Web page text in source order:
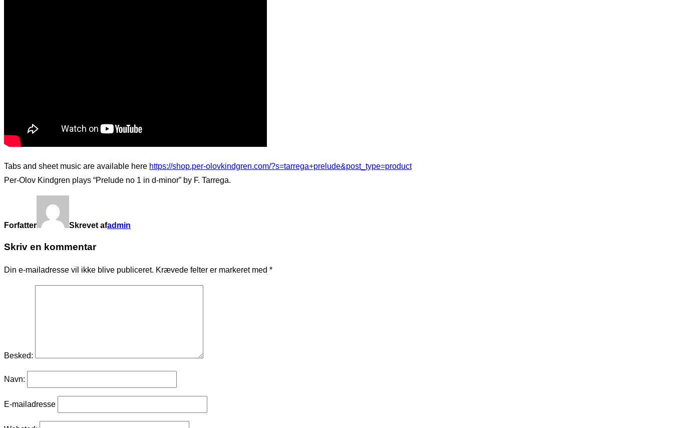
Tabs and sheet music are available here https://shop.per-olovkindgren.com/?s=tarrega+prelude&post_type=product
Per-Olov Kindgren plays “Prelude no 1 in d-minor” by F. Tarrega.
Forfatter Skrevet afadmin
Skriv en kommentar
Din e-mailadresse vil ikke blive publiceret. Krævede felter er markeret med *
Besked:
Navn:
E-mailadresse